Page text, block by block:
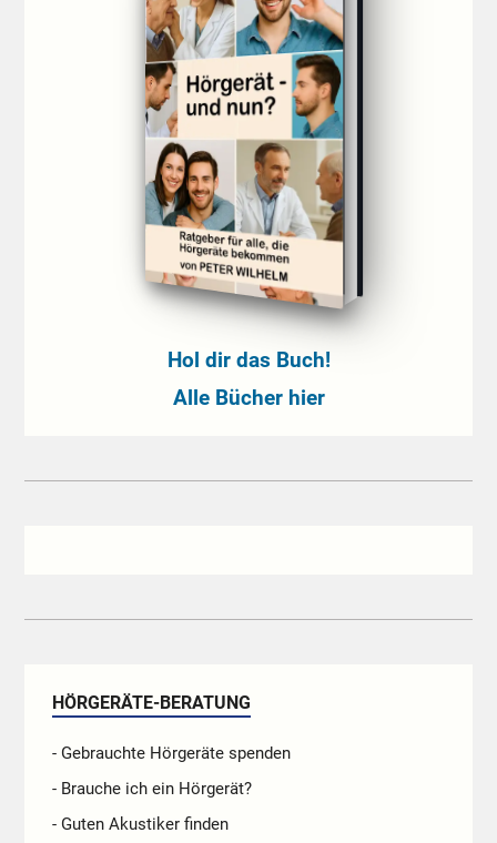
Hol dir das Buch!
Alle Bücher hier
HÖRGERÄTE-BERATUNG
- Gebrauchte Hörgeräte spenden
- Brauche ich ein Hörgerät?
- Guten Akustiker finden